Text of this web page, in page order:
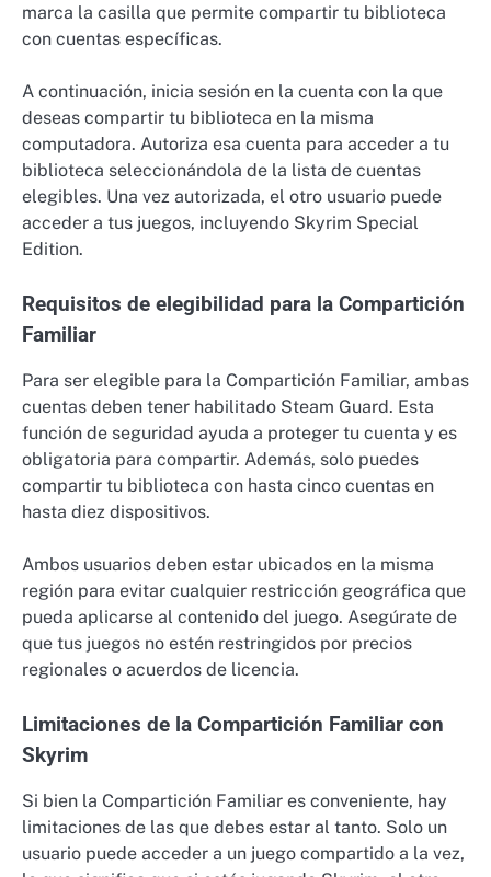
marca la casilla que permite compartir tu biblioteca
con cuentas específicas.
A continuación, inicia sesión en la cuenta con la que
deseas compartir tu biblioteca en la misma
computadora. Autoriza esa cuenta para acceder a tu
biblioteca seleccionándola de la lista de cuentas
elegibles. Una vez autorizada, el otro usuario puede
acceder a tus juegos, incluyendo Skyrim Special
Edition.
Requisitos de elegibilidad para la Compartición
Familiar
Para ser elegible para la Compartición Familiar, ambas
cuentas deben tener habilitado Steam Guard. Esta
función de seguridad ayuda a proteger tu cuenta y es
obligatoria para compartir. Además, solo puedes
compartir tu biblioteca con hasta cinco cuentas en
hasta diez dispositivos.
Ambos usuarios deben estar ubicados en la misma
región para evitar cualquier restricción geográfica que
pueda aplicarse al contenido del juego. Asegúrate de
que tus juegos no estén restringidos por precios
regionales o acuerdos de licencia.
Limitaciones de la Compartición Familiar con
Skyrim
Si bien la Compartición Familiar es conveniente, hay
limitaciones de las que debes estar al tanto. Solo un
usuario puede acceder a un juego compartido a la vez,